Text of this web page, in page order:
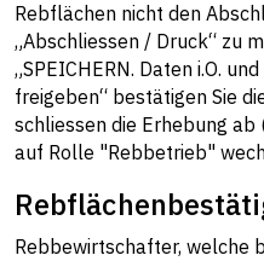
Rebflächen nicht den
„Abschliessen / Druck“ zu
„SPEICHERN. Daten i.O.
freigeben“ bestätigen Sie
schliessen die Erhebung
auf Rolle "Rebbetrieb"
Rebbewirtschafter, welche